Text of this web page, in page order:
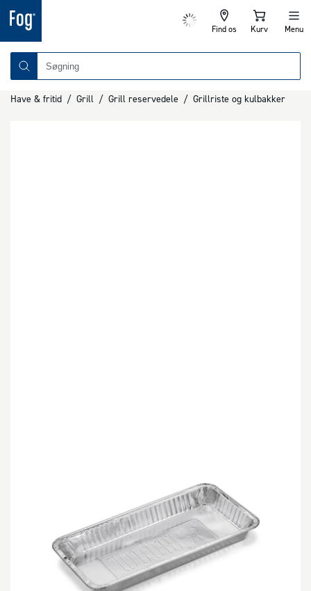
Find os Kurv Menu
Have & fritid / Grill / Grill reservedele / Grillriste og kulbakker